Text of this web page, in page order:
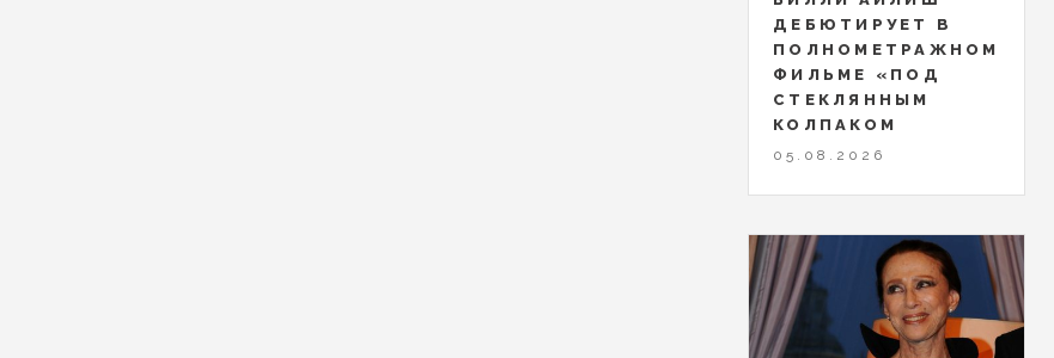
ДЕБЮТИРУЕТ В
ПОЛНОМЕТРАЖНОМ
ФИЛЬМЕ «ПОД
СТЕКЛЯННЫМ
КОЛПАКОМ
05.08.2026